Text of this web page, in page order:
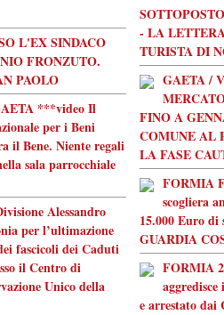
L'EX SINDACO
FRONZUTO.
PAOLO
***video Il
per i Beni
il Bene. Niente regali
sala parrocchiale
Alessandro
per l’ultimazione
fascicoli dei Caduti
il Centro di
Unico della
- LA
TURISTA DI
GAETA /
FINO A
COMUNE AL
LA FASE
FORMIA
scogliera
15.000 Euro di
GUARDIA
FORMIA
e arrestato dai